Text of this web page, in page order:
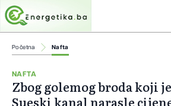
Početna Nafta
NAFTA
Zbog golemog broda koji
Sueski kanal narasle